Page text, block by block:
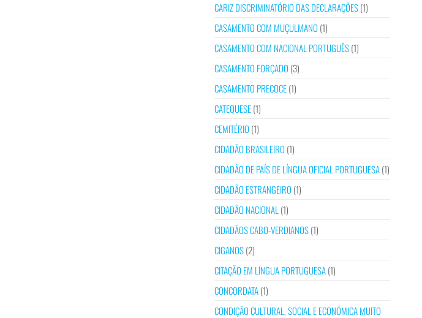
CARIZ DISCRIMINATÓRIO DAS DECLARAÇÕES(1)
CASAMENTO COM MUÇULMANO (1)
CASAMENTO COM NACIONAL PORTUGUÊS(1)
CASAMENTO FORÇADO (3)
CASAMENTO PRECOCE(1)
CATEQUESE(1)
CEMITÉRIO (1)
CIDADÃO BRASILEIRO (1)
CIDADÃO DE PAÍS DE LÍNGUA OFICIAL PORTUGUESA(1)
CIDADÃO ESTRANGEIRO (1)
CIDADÃO NACIONAL (1)
CIDADÃOS CABO-VERDIANOS(1)
CIGANOS(2)
CITAÇÃO EM LÍNGUA PORTUGUESA(1)
CONCORDATA(1)
CONDIÇÃO CULTURAL, SOCIAL E ECONÓMICA MUITO